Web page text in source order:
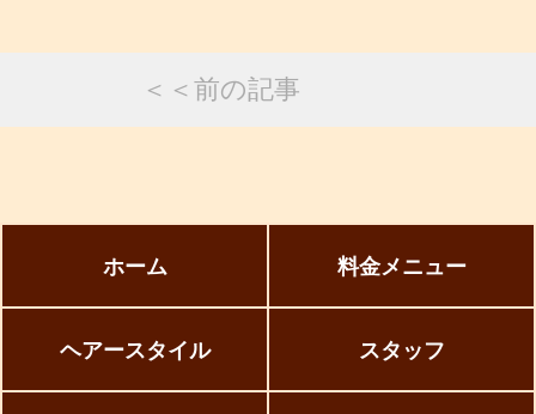
＜＜前の記事
ホーム 料金メニュー
ヘアースタイル スタッフ